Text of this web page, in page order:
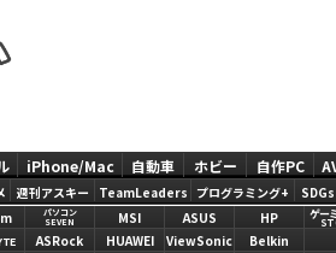
iPhone/Mac 自動車 ホビー 自作PC
週刊アスキー TeamLeaders プログラミング+ SDGs
パソコン
SEVEN
MSI ASUS HP ゲー
ASRock HUAWEI ViewSonic Belkin